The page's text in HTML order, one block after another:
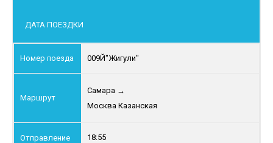
ДАТА ПОЕЗДКИ
009Й"Жигули"
Самара →
Москва Казанская
18:55